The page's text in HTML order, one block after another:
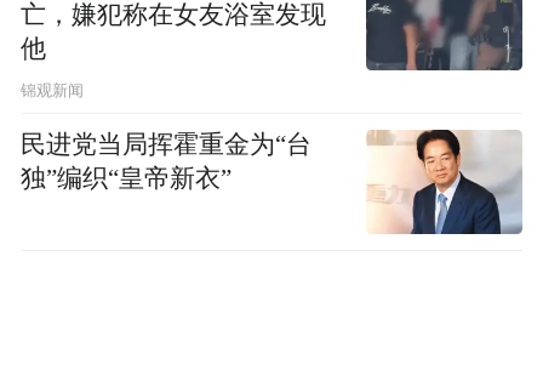
亡，嫌犯称在女友浴室发现
他
锦观新闻
民进党当局挥霍重金为“台
独”编织“皇帝新衣”